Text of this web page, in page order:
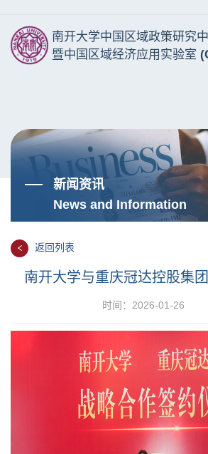
南开大学中国区域政策研究
暨中国区域经济应用实验室
新闻资讯
News and Information
返回列表
南开大学与重庆冠达控股集
时间：2026-01-26